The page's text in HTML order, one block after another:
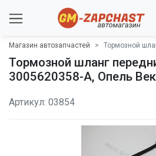
Магазин автозапчастей Тормозной
Тормозной шланг
3005620358-A, Опель
Артикул: 03854